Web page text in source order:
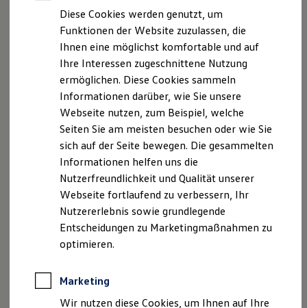
Finanzierung
Für Privatkunden
Für Gewerbekunden
Leasing
Für Privatkunden
Für Gewerbekunden
Versicherungen & Garantien
Garantien
Kfz-Versicherung für Nutzfahrzeuge
Restschuldversicherung
Wartungsverträge
Besitzer & Service
Reparatur & Service
Sommer-Special
Reparatur, Pflege & Inspektion
Servicetermin anfragen
Service-Vorteile bei Volkswagen Nutzfahrzeuge
ServicePlus
Economy Service
Räder & Reifen Service
Notdienst und Pannenhilfe
Software, Konnektivität & Apps
California App
Optionales Radiosystem „Ready 2 Discover“
Diese Cookies werden genutzt, um
Funktionen der Website zuzulassen, die
Ihnen eine möglichst komfortable und auf
Ihre Interessen zugeschnittene Nutzung
ermöglichen. Diese Cookies sammeln
Informationen darüber, wie Sie unsere
Webseite nutzen, zum Beispiel, welche
Seiten Sie am meisten besuchen oder wie Sie
sich auf der Seite bewegen. Die gesammelten
Informationen helfen uns die
Nutzerfreundlichkeit und Qualität unserer
Webseite fortlaufend zu verbessern, Ihr
Nutzererlebnis sowie grundlegende
Entscheidungen zu Marketingmaßnahmen zu
optimieren.
Marketing
Wir nutzen diese Cookies, um Ihnen auf Ihre